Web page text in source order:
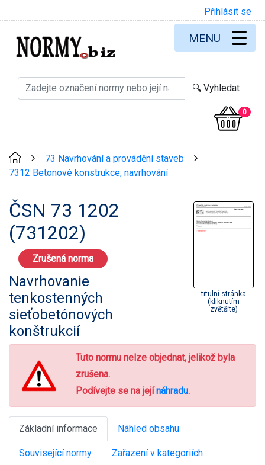
Přihlásit se
0
MENU
73 Navrhování a provádění staveb
7312 Betonové konstrukce, navrhování
ČSN 73 1202
(731202)
Zrušená norma
Navrhovanie
tenkostenných
sieťobetónových
konštrukcií
titulní stránka
(kliknutím
zvětšíte)
Tuto normu nelze objednat, jelikož byla
zrušena.
Podívejte se na jejínáhradu.
Základní informace Náhled obsahu
Související normy Zařazení v kategoriích